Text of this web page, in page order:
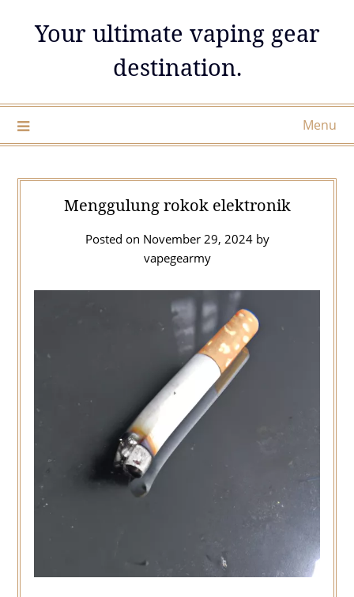
Your ultimate vaping gear
destination.
Menu
Menggulung rokok elektronik
Posted on November 29, 2024by
vapegearmy